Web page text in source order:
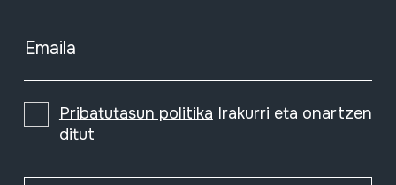
Emaila
Pribatutasun politika Irakurri eta onartzen
ditut